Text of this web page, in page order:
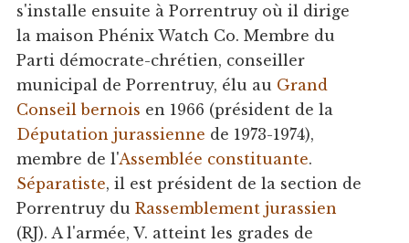
s'installe ensuite à Porrentruy où il dirige
la maison Phénix Watch Co. Membre du
Parti démocrate-chrétien, conseiller
municipal de Porrentruy, élu au Grand
Conseil bernois en 1966 (président de la
Députation jurassienne de 1973-1974),
membre de l'Assemblée constituante.
Séparatiste, il est président de la section de
Porrentruy du Rassemblement jurassien
(RJ). A l'armée, V. atteint les grades de